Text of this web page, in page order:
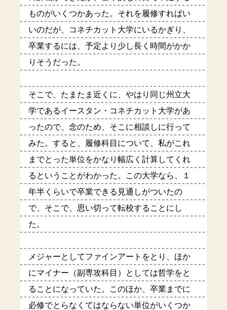
ものがいくつかあった。それを履修すればい
いのだが、コネチカット大学にいるかぎり、
卒業するには、予定より少し長く時間がかか
りそうだった。
そこで、たまたま近くに、やはり同じ州立大
学であるイースタン・コネチカット大学があ
ったので、念のため、そこに相談しに行って
みた。すると、履修科目について、私がこれ
までとった単位をかなり幅広く計算してくれ
るということがわかった。この大学なら、１
年半くらいで卒業できる見通しがついたの
で、そこで、思い切って転校することにし
た。
メジャーとしてファインアートをとり、ほか
にマイナー（副専攻科目）としては哲学をと
ることになっていた。このほか、卒業までに
必修でとらなくてはならない単位がいくつか